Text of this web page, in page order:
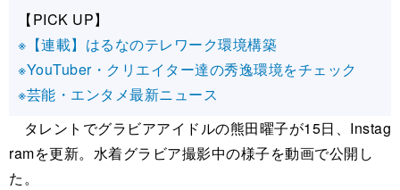
【PICK UP】
※【連載】はるなのテレワーク環境構築
※YouTuber・クリエイター達の秀逸環境をチェック
※芸能・エンタメ最新ニュース
タレントでグラビアアイドルの熊田曜子が15日、Instag
ramを更新。水着グラビア撮影中の様子を動画で公開し
た。